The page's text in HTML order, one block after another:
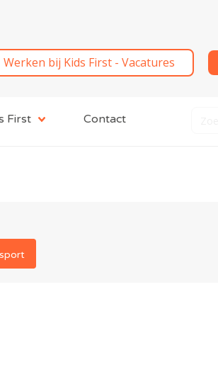
Werken bij Kids First - Vacatures
First Contact
sport